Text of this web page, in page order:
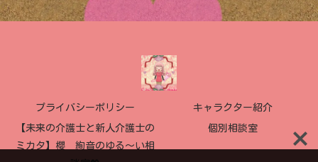
プライバシーポリシー キャラクター紹介
【未来の介護士と新人介護士の
ミカタ】櫻 絢音のゆる〜い相
個別相談室